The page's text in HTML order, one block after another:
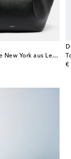
Tote Bag The New York aus Leder
€